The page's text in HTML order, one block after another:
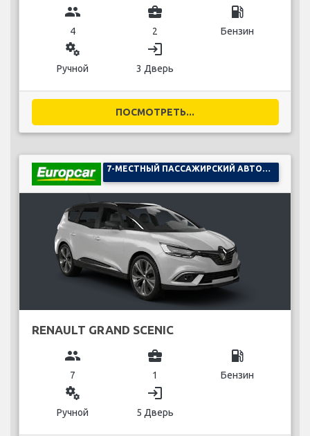
group
4
business_center
2
local_gas_station
Бензин
miscellaneous_services
Ручной
login
3 Дверь
ПОСМОТРЕТЬ...
RENAULT GRAND SCENIC
group
7
business_center
1
local_gas_station
Бензин
miscellaneous_services
Ручной
login
5 Дверь